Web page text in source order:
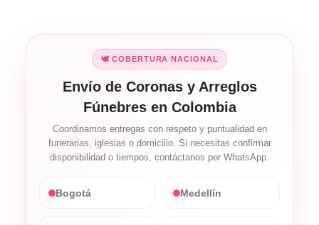
🕊️ COBERTURA NACIONAL
Envío de Coronas y Arreglos
Fúnebres en Colombia
Coordinamos entregas con respeto y puntualidad en
funerarias, iglesias o domicilio. Si necesitas confirmar
disponibilidad o tiempos, contáctanos por WhatsApp.
Bogotá Medellín